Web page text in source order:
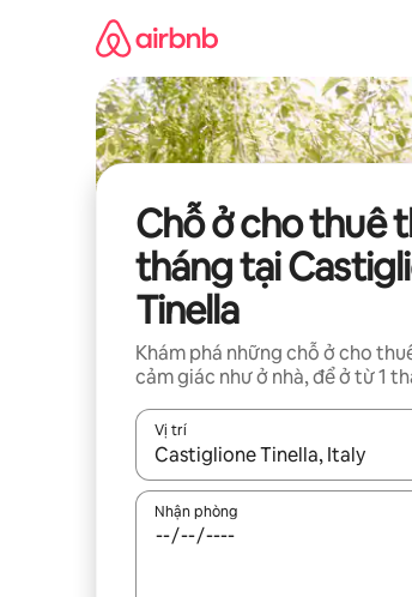
Chỗ ở cho thuê
tháng tại
Tinella
Khám phá những chỗ ở cho
cảm giác như ở nhà, để ở từ 1
Vị trí
Khi có kết quả, hãy điều hướng
Nhận phòng